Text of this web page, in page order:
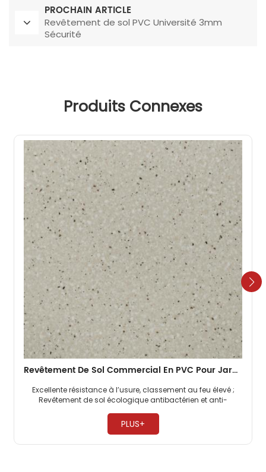
PROCHAIN ARTICLE
Revêtement de sol PVC Université 3mm
Sécurité
Produits Connexes
Revêtement De Sol Commercial En PVC Pour Jardin D'enfants 2 Mm
Excellente résistance à l’usure, classement au feu élevé ;
Revêtement de sol écologique antibactérien et anti-
commerciaux en PVC sont très résistants à la pression. ​
PLUS+